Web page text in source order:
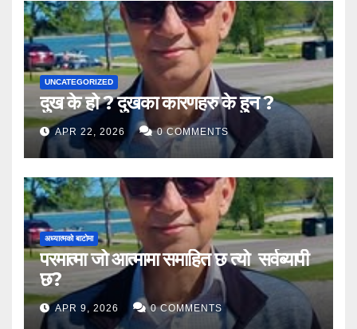
UNCATEGORIZED
दुख के हो ? दुखका कारणहरु के हुन ?
APR 22, 2026 0 COMMENTS
अध्यात्मको बाटोमा
परमात्मा जो आत्मामा समाहित छ त्यो सर्वब्यापी
छ?
APR 9, 2026 0 COMMENTS